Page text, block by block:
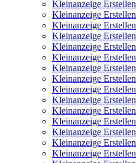
Kleinanzeige Erstellen
Kleinanzeige Erstellen
Kleinanzeige Erstellen
Kleinanzeige Erstellen
Kleinanzeige Erstellen
Kleinanzeige Erstellen
Kleinanzeige Erstellen
Kleinanzeige Erstellen
Kleinanzeige Erstellen
Kleinanzeige Erstellen
Kleinanzeige Erstellen
Kleinanzeige Erstellen
Kleinanzeige Erstellen
Kleinanzeige Erstellen
Kleinanzeige Erstellen